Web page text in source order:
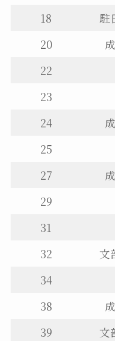
18
駐
20
22
23
24
25
27
29
31
32
文
34
38
39
文